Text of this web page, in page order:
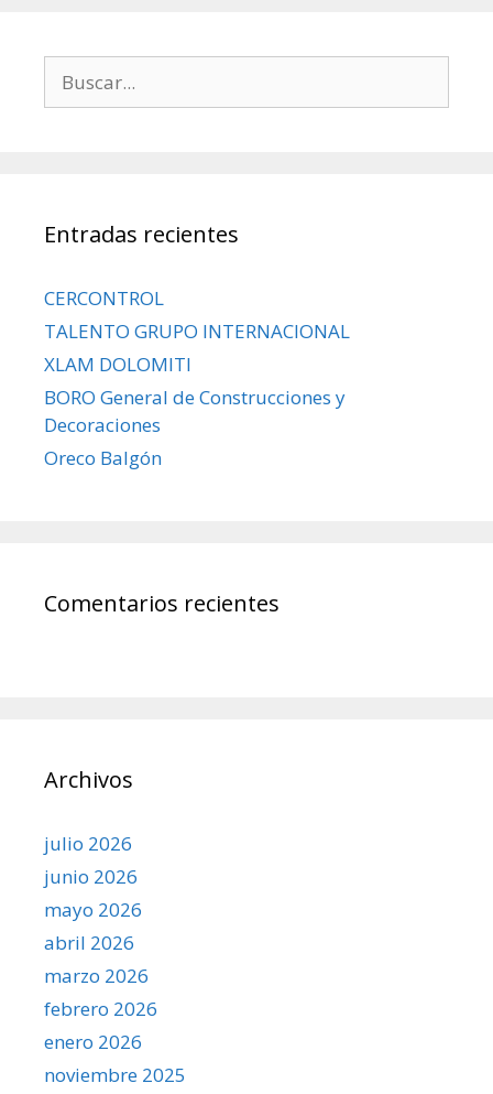
Entradas recientes
CERCONTROL
TALENTO GRUPO INTERNACIONAL
XLAM DOLOMITI
BORO General de Construcciones y
Decoraciones
Oreco Balgón
Comentarios recientes
Archivos
julio 2026
junio 2026
mayo 2026
abril 2026
marzo 2026
febrero 2026
enero 2026
noviembre 2025